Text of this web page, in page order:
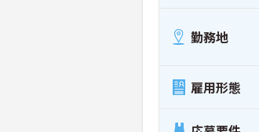
勤務地
雇用形態